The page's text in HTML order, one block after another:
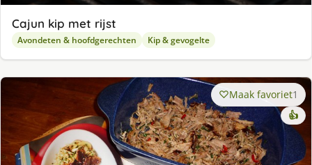
Cajun kip met rijst
Avondeten & hoofdgerechten Kip & gevogelte
Maak favoriet1
👍